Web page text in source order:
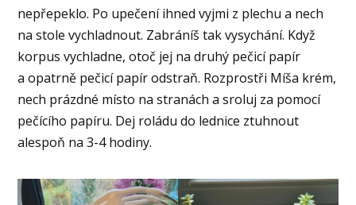
nepřepeklo. Po upečení ihned vyjmi z plechu a nech
na stole vychladnout. Zabráníš tak vysychání. Když
korpus vychladne, otoč jej na druhý pečicí papír
a opatrně pečicí papír odstraň. Rozprostři Míša krém,
nech prázdné místo na stranách a sroluj za pomocí
pečícího papíru. Dej roládu do lednice ztuhnout
alespoň na 3-4 hodiny.